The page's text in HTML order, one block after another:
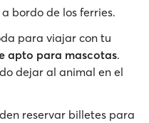
bordo de los ferries.
para viajar con tu
apto para mascotas.
dejar al animal en el
reservar billetes para